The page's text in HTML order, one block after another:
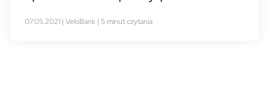
07.05.2021 | VeloBank | 5 minut czytania